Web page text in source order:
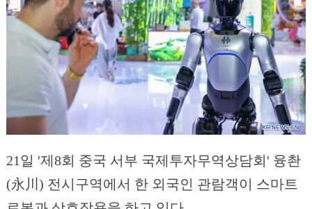
21일 '제8회 중국 서부 국제투자무역상담회' 융촨
(永川) 전시구역에서 한 외국인 관람객이 스마트